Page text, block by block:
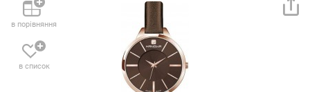
в порівняння
в список